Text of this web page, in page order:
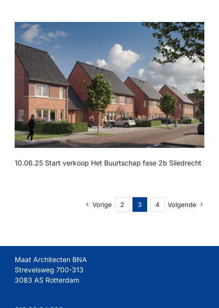
10.06.25 Start verkoop Het Buurtschap fase 2b Sliedrecht
Vorige 2 3 4 Volgende
Maat Architecten BNA
Strevelsweg 700-313
3083 AS Rotterdam